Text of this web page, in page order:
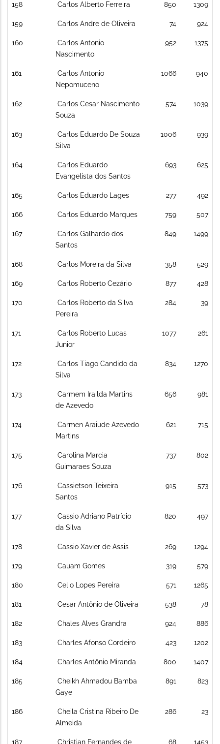
158 Carlos Alberto Ferreira 850 1309
159 Carlos Andre de Oliveira 74 924
160
Carlos Antonio
Nascimento
952 1375
161
Carlos Antonio
Nepomuceno
1066 940
162
Carlos Cesar Nascimento
Souza
574 1039
163
Carlos Eduardo De Souza
Silva
1006 939
164
Carlos Eduardo
Evangelista dos Santos
693 625
165 Carlos Eduardo Lages 277 492
166 Carlos Eduardo Marques 759 507
167
Carlos Galhardo dos
Santos
849 1499
168 Carlos Moreira da Silva 358 529
169 Carlos Roberto Cezário 877 428
170
Carlos Roberto da Silva
Pereira
284 39
171
Carlos Roberto Lucas
Junior
1077 261
172
Carlos Tiago Candido da
Silva
834 1270
173
Carmem Irailda Martins
de Azevedo
656 981
174
Carmen Araiude Azevedo
Martins
621 715
175
Carolina Marcia
Guimaraes Souza
737 802
176
Cassietson Teixeira
Santos
915 573
177
Cassio Adriano Patrício
da Silva
820 497
178 Cassio Xavier de Assis 269 1294
179 Cauam Gomes 319 579
180 Celio Lopes Pereira 571 1265
181 Cesar Antônio de Oliveira 538 78
182 Chales Alves Grandra 924 886
183 Charles Afonso Cordeiro 423 1202
184 Charles Antônio Miranda 800 1407
185
Cheikh Ahmadou Bamba
Gaye
891 823
186
Cheila Cristina Ribeiro De
Almeida
286 23
187 Christian Fernandes de 68 1453